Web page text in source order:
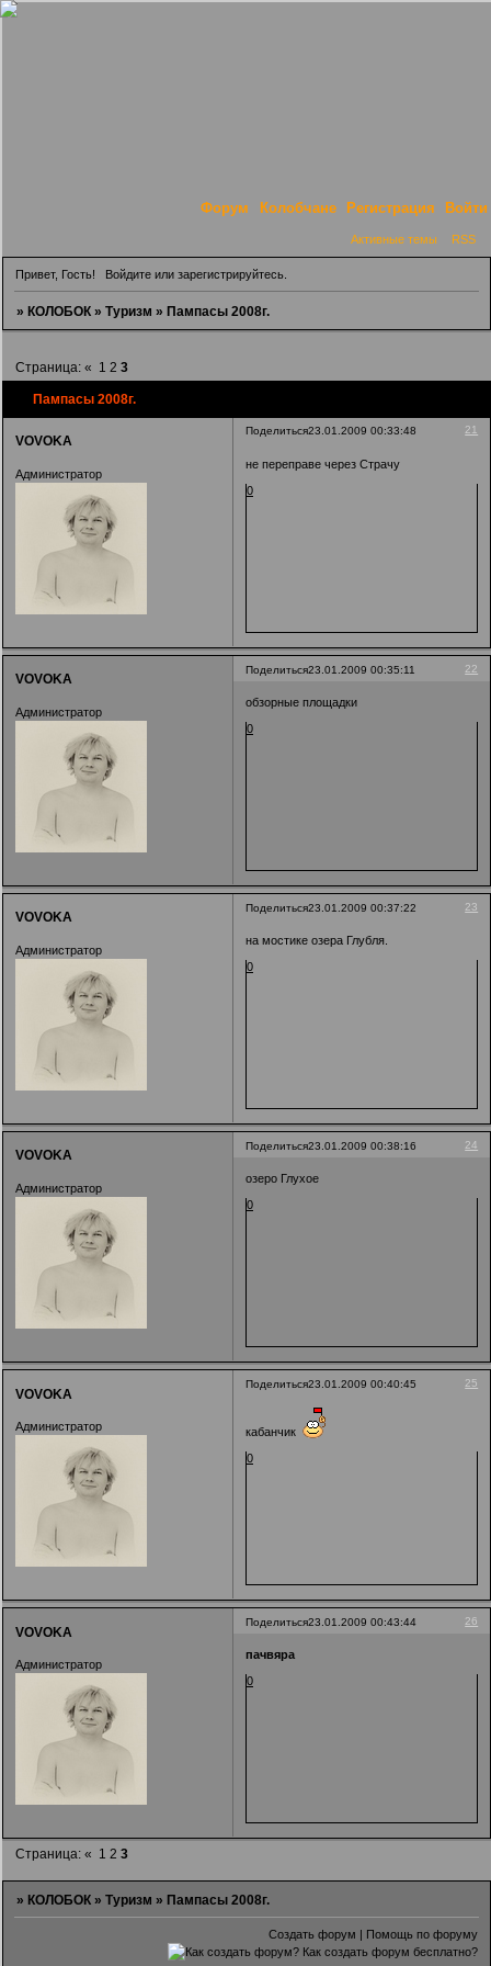
Форум Колобчане Регистрация Войти
Активные темы RSS
Привет, Гость! Войдитеили зарегистрируйтесь.
»КОЛОБОК »Туризм »Пампасы 2008г.
Пампасы 2008г.
Страница:« 1 2 3
Поделиться 21
23.01.2009 00:33:48
VOVOKA
Администратор
не переправе через Страчу
0
Поделиться 22
23.01.2009 00:35:11
VOVOKA
Администратор
обзорные площадки
0
Поделиться 23
23.01.2009 00:37:22
VOVOKA
Администратор
на мостике озера Глубля.
0
Поделиться 24
23.01.2009 00:38:16
VOVOKA
Администратор
озеро Глухое
0
Поделиться 25
23.01.2009 00:40:45
VOVOKA
Администратор
кабанчик
0
Поделиться 26
23.01.2009 00:43:44
VOVOKA
Администратор
пачвяра
0
Страница:« 1 2 3
»КОЛОБОК »Туризм »Пампасы 2008г.
Создать форум Помощь по форуму